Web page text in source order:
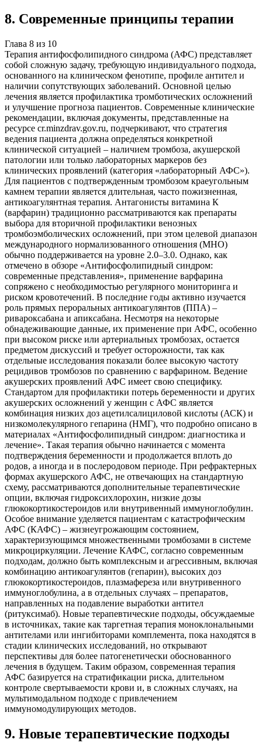
8. Современные принципы терапии
Глава 8 из 10
Терапия антифосфолипидного синдрома (АФС) представляет
собой сложную задачу, требующую индивидуального подхода,
основанного на клиническом фенотипе, профиле антител и
наличии сопутствующих заболеваний. Основной целью
лечения является профилактика тромботических осложнений
и улучшение прогноза пациентов. Современные клинические
рекомендации, включая документы, представленные на
ресурсе cr.minzdrav.gov.ru, подчеркивают, что стратегия
ведения пациента должна определяться конкретной
клинической ситуацией – наличием тромбоза, акушерской
патологии или только лабораторных маркеров без
клинических проявлений (категория «лабораторный АФС»).
Для пациентов с подтвержденным тромбозом краеугольным
камнем терапии является длительная, часто пожизненная,
антикоагулянтная терапия. Антагонисты витамина К
(варфарин) традиционно рассматриваются как препараты
выбора для вторичной профилактики венозных
тромбоэмболических осложнений, при этом целевой диапазон
международного нормализованного отношения (МНО)
обычно поддерживается на уровне 2.0–3.0. Однако, как
отмечено в обзоре «Антифосфолипидный синдром:
современные представления», применение варфарина
сопряжено с необходимостью регулярного мониторинга и
риском кровотечений. В последние годы активно изучается
роль прямых пероральных антикоагулянтов (ППА) –
ривароксабана и апиксабана. Несмотря на некоторые
обнадеживающие данные, их применение при АФС, особенно
при высоком риске или артериальных тромбозах, остается
предметом дискуссий и требует осторожности, так как
отдельные исследования показали более высокую частоту
рецидивов тромбозов по сравнению с варфарином. Ведение
акушерских проявлений АФС имеет свою специфику.
Стандартом для профилактики потерь беременности и других
акушерских осложнений у женщин с АФС является
комбинация низких доз ацетилсалициловой кислоты (АСК) и
низкомолекулярного гепарина (НМГ), что подробно описано в
материалах «Антифосфолипидный синдром: диагностика и
лечение». Такая терапия обычно начинается с момента
подтверждения беременности и продолжается вплоть до
родов, а иногда и в послеродовом периоде. При рефрактерных
формах акушерского АФС, не отвечающих на стандартную
схему, рассматриваются дополнительные терапевтические
опции, включая гидроксихлорохин, низкие дозы
глюкокортикостероидов или внутривенный иммуноглобулин.
Особое внимание уделяется пациентам с катастрофическим
АФС (КАФС) – жизнеугрожающим состоянием,
характеризующимся множественными тромбозами в системе
микроциркуляции. Лечение КАФС, согласно современным
подходам, должно быть комплексным и агрессивным, включая
комбинацию антикоагулянтов (гепарин), высоких доз
глюкокортикостероидов, плазмафереза или внутривенного
иммуноглобулина, а в отдельных случаях – препаратов,
направленных на подавление выработки антител
(ритуксимаб). Новые терапевтические подходы, обсуждаемые
в источниках, такие как таргетная терапия моноклональными
антителами или ингибиторами комплемента, пока находятся в
стадии клинических исследований, но открывают
перспективы для более патогенетически обоснованного
лечения в будущем. Таким образом, современная терапия
АФС базируется на стратификации риска, длительном
контроле свертываемости крови и, в сложных случаях, на
мультимодальном подходе с привлечением
иммуномодулирующих методов.
9. Новые терапевтические подходы